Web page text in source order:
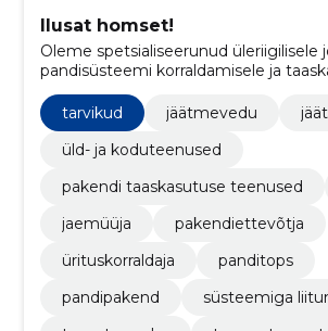
Ilusat homset!
Oleme spetsialiseerunud üleriigilisele
pandisüsteemi korraldamisele ja
luua puhtam keskkond ja hoida
tarvikud
jäätmevedu
üld- ja koduteenused
pakendi taaskasutuse teenused
jaemüüja
pakendiettevõtja
ürituskorraldaja
panditops
pandipakend
süsteemiga